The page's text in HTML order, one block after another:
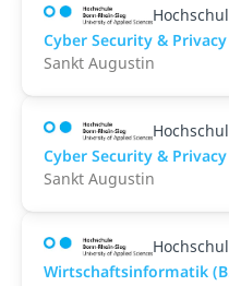
Cyber Security & Privacy
Sankt Augustin
Cyber Security & Privacy
Sankt Augustin
Wirtschaftsinformatik